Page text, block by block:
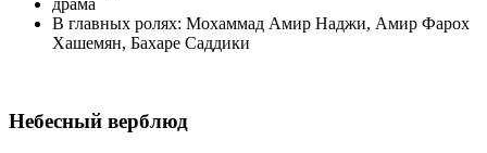
В главных ролях: Мохаммад Амир Наджи, Амир Фарох
Хашемян, Бахаре Саддики
Небесный верблюд